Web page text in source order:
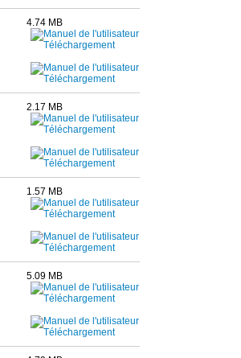
4.74 MB
2.17 MB
1.57 MB
5.09 MB